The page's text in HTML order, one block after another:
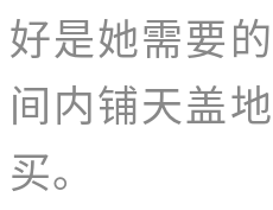
好是她需要
间内铺天盖
买。